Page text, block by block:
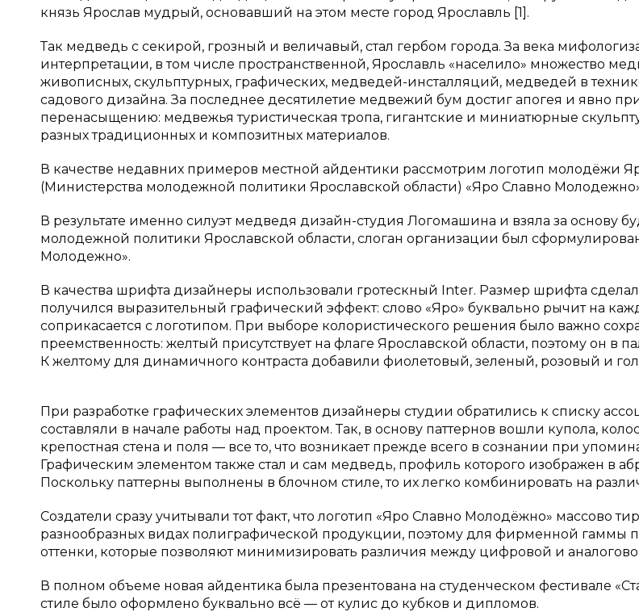
князь Ярослав мудрый, основавший на этом месте город Ярославль [1].
Так медведь с секирой, грозный и величавый, стал гербом города. За века
интерпретации, в том числе пространственной, Ярославль «населило» множество
живописных, скульптурных, графических, медведей-инсталляций, медведей в
садового дизайна. За последнее десятилетие медвежий бум достиг апогея и явно
перенасыщению: медвежья туристическая тропа, гигантские и миниатюрные
разных традиционных и композитных материалов.
В качестве недавних примеров местной айдентики рассмотрим логотип молодёжи
(Министерства молодежной политики Ярославской области) «Яро Славно
В результате именно силуэт медведя дизайн-студия Логомашина и взяла за основу
молодежной политики Ярославской области, слоган организации был
Молодежно».
В качества шрифта дизайнеры использовали гротескный Inter. Размер шрифта
получился выразительный графический эффект: слово «Яро» буквально рычит на
соприкасается с логотипом. При выборе колористического решения было важно
преемственность: желтый присутствует на флаге Ярославской области, поэтому он в
К желтому для динамичного контраста добавили фиолетовый, зеленый, розовый и
При разработке графических элементов дизайнеры студии обратились к списку
составляли в начале работы над проектом. Так, в основу паттернов вошли купола,
крепостная стена и поля — все то, что возникает прежде всего в сознании при
Графическим элементом также стал и сам медведь, профиль которого изображен в
Поскольку паттерны выполнены в блочном стиле, то их легко комбинировать на
Создатели сразу учитывали тот факт, что логотип «Яро Славно Молодёжно» массово
разнообразных видах полиграфической продукции, поэтому для фирменной гаммы
оттенки, которые позволяют минимизировать различия между цифровой и
В полном объеме новая айдентика была презентована на студенческом фестивале
стиле было оформлено буквально всё — от кулис до кубков и дипломов.